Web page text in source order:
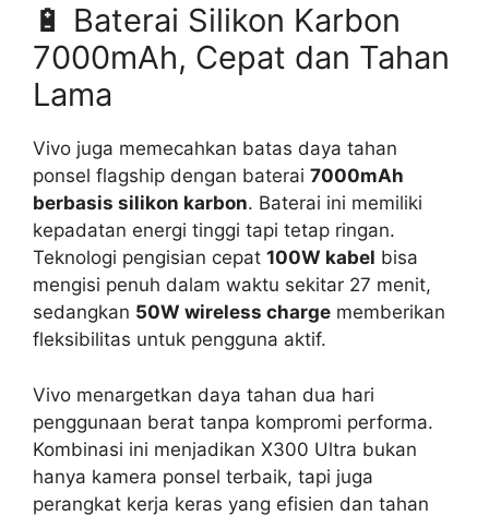
🔋 Baterai Silikon Karbon
7000mAh, Cepat dan Tahan
Lama
Vivo juga memecahkan batas daya tahan
ponsel flagship dengan baterai 7000mAh
berbasis silikon karbon. Baterai ini memiliki
kepadatan energi tinggi tapi tetap ringan.
Teknologi pengisian cepat 100W kabel bisa
mengisi penuh dalam waktu sekitar 27 menit,
sedangkan 50W wireless charge memberikan
fleksibilitas untuk pengguna aktif.
Vivo menargetkan daya tahan dua hari
penggunaan berat tanpa kompromi performa.
Kombinasi ini menjadikan X300 Ultra bukan
hanya kamera ponsel terbaik, tapi juga
perangkat kerja keras yang efisien dan tahan